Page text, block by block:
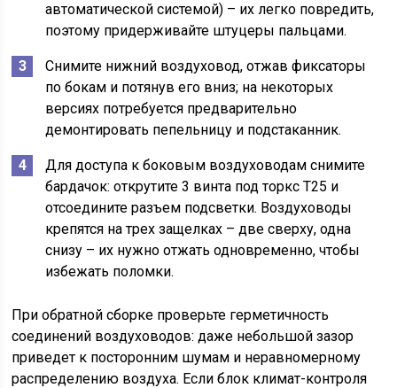
автоматической системой) – их легко повредить,
поэтому придерживайте штуцеры пальцами.
Снимите нижний воздуховод, отжав фиксаторы
по бокам и потянув его вниз; на некоторых
версиях потребуется предварительно
демонтировать пепельницу и подстаканник.
Для доступа к боковым воздуховодам снимите
бардачок: открутите 3 винта под торкс T25 и
отсоедините разъем подсветки. Воздуховоды
крепятся на трех защелках – две сверху, одна
снизу – их нужно отжать одновременно, чтобы
избежать поломки.
При обратной сборке проверьте герметичность
соединений воздуховодов: даже небольшой зазор
приведет к посторонним шумам и неравномерному
распределению воздуха. Если блок климат-контроля